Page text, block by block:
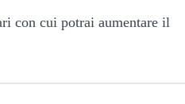
con cui potrai aumentare il